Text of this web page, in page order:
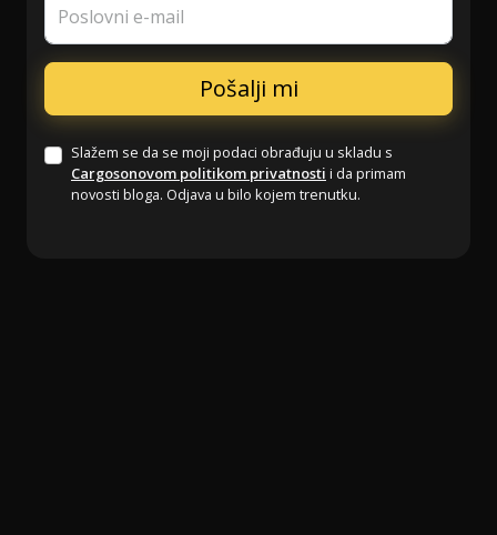
Poslovni e-mail
Slažem se da se moji podaci obrađuju u skladu s
Cargosonovom politikom privatnosti i da primam
novosti bloga. Odjava u bilo kojem trenutku.